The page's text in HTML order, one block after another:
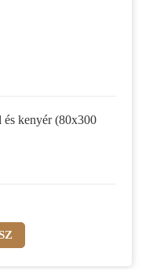
kenyér (80x300